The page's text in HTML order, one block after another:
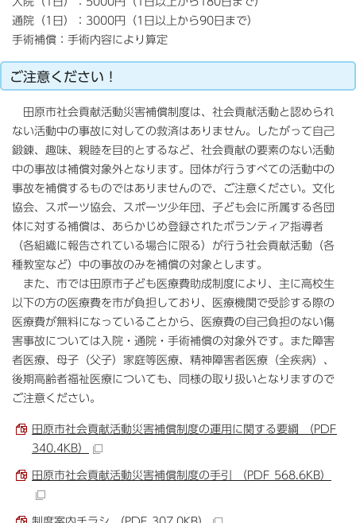
通院（1日）：3000円（1日以上から90日まで）
手術補償：手術内容により算定
ご注意ください！
田原市社会貢献活動災害補償制度は、社会貢献活動と認められ
ない活動中の事故に対しての救済はありません。したがって自己
鍛錬、趣味、親睦を目的とするなど、社会貢献の要素のない活動
中の事故は補償対象外となります。団体が行うすべての活動中の
事故を補償するものではありませんので、ご注意ください。文化
協会、スポーツ協会、スポーツ少年団、子ども会に所属する各団
体に対する補償は、あらかじめ登録されたボランティア指導者
（各組織に報告されている場合に限る）が行う社会貢献活動（各
種教室など）中の事故のみを補償の対象とします。
また、市では田原市子ども医療費助成制度により、主に高校生
以下の方の医療費を市が負担しており、医療機関で受診する際の
医療費が無料になっていることから、医療費の自己負担のない傷
害事故については入院・通院・手術補償の対象外です。また障害
者医療、母子（父子）家庭等医療、精神障害者医療（全疾病）、
後期高齢者福祉医療についても、同様の取り扱いとなりますので
ご注意ください。
田原市社会貢献活動災害補償制度の運用に関する要綱 （PDF
340.4KB）
田原市社会貢献活動災害補償制度の手引 （PDF 568.6KB）